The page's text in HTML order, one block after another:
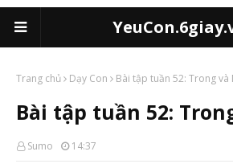
Trang chủ Dạy Con Bài tập tuần 52: Trong và
Bài tập tuần 52:
Sumo 14:37